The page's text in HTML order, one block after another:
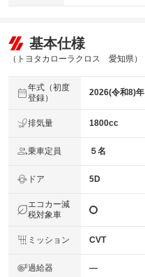
基本仕様
（トヨタカローラクロス 愛知県）
年式（初度
登録）
2026(令和8)年
排気量 1800cc
乗車定員 ５名
ドア 5D
エコカー減
税対象車
ミッション CVT
過給器 ―